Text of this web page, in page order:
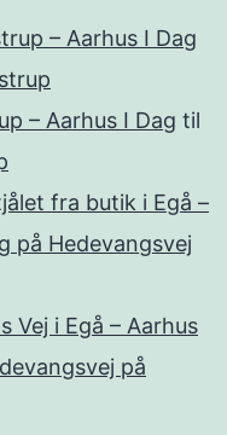
– Aarhus I Dag
– Aarhus I Dag til
fra butik i Egå –
på Hedevangsvej
Vej i Egå – Aarhus
på